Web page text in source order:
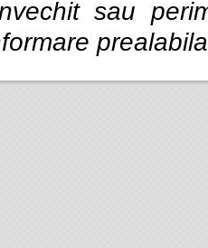
sau